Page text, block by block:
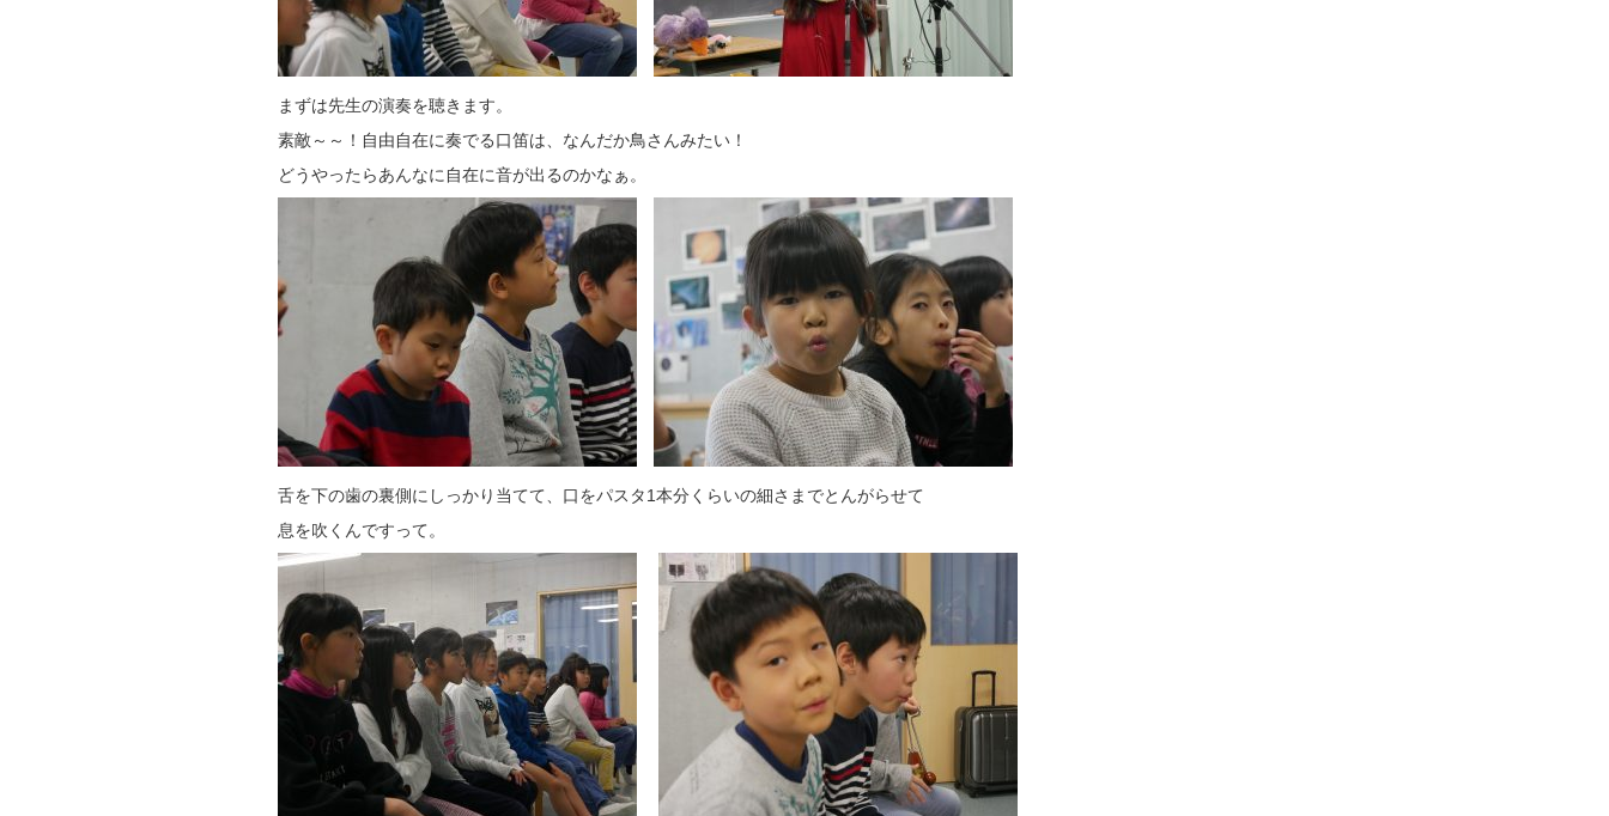
まずは先生の演奏を聴きます。
素敵～～！自由自在に奏でる口笛は、なんだか鳥さんみたい！
どうやったらあんなに自在に音が出るのかなぁ。
舌を下の歯の裏側にしっかり当てて、口をパスタ1本分くらいの細さまでとんがらせて
息を吹くんですって。